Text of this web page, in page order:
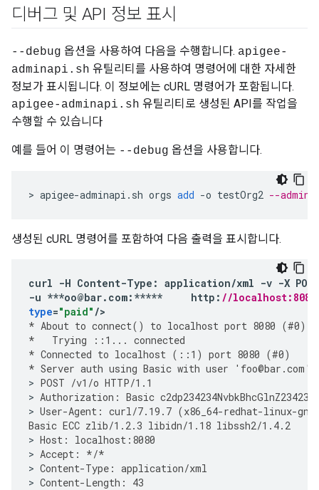
디버그 및 API 정보 표시
--debug 옵션을 사용하여 다음을 수행합니다. apigee-
adminapi.sh 유틸리티를 사용하여 명령어에 대한 자세한
정보가 표시됩니다. 이 정보에는 cURL 명령어가 포함됩니다.
apigee-adminapi.sh 유틸리티로 생성된 API를 작업을
수행할 수 있습니다
예를 들어 이 명령어는 --debug 옵션을 사용합니다.
> apigee-adminapi . sh orgs add -o testOrg2 --admin
생성된 cURL 명령어를 포함하여 다음 출력을 표시합니다.
curl -H Content-Type : application/xml -v -X
-u ***oo@bar. com: ***** http : //
type="paid"/
* About to connect() to localhost port 8080 (#0)
*
Trying :: 1 ... connected
* Connected to localhost ( :: 1 ) port 8080 (#0)
* Server auth using Basic with user ' foo@bar .com '
> POST /v1 /o HTTP/1.1
> Authorization : Basic
> User-Agent : curl/7.19.7 (x86_64-redhat-linux-gnu
Basic ECC zlib/1.2.3 libidn/1.18 libssh2/1.4.2
> Host : localhost : 8080
> Accept :
*/*
> Content-Type : application/xml
> Content-Length :
43